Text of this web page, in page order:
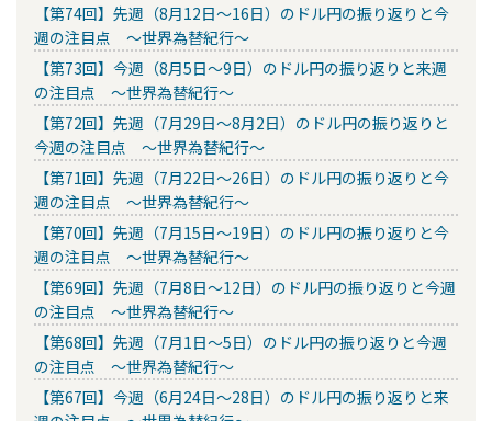
【第74回】先週（8月12日～16日）のドル円の振り返りと今
週の注目点 ～世界為替紀行～
【第73回】今週（8月5日～9日）のドル円の振り返りと来週
の注目点 ～世界為替紀行～
【第72回】先週（7月29日～8月2日）のドル円の振り返りと
今週の注目点 ～世界為替紀行～
【第71回】先週（7月22日～26日）のドル円の振り返りと今
週の注目点 ～世界為替紀行～
【第70回】先週（7月15日～19日）のドル円の振り返りと今
週の注目点 ～世界為替紀行～
【第69回】先週（7月8日～12日）のドル円の振り返りと今週
の注目点 ～世界為替紀行～
【第68回】先週（7月1日～5日）のドル円の振り返りと今週
の注目点 ～世界為替紀行～
【第67回】今週（6月24日～28日）のドル円の振り返りと来